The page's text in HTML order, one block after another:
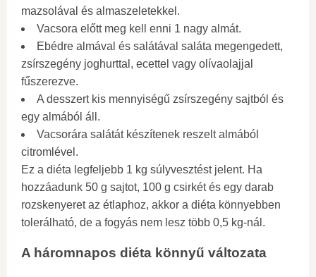
mazsolával és almaszeletekkel.
Vacsora előtt meg kell enni 1 nagy almát.
Ebédre almával és salátával saláta megengedett,
zsírszegény joghurttal, ecettel vagy olívaolajjal
fűszerezve.
A desszert kis mennyiségű zsírszegény sajtból és
egy almából áll.
Vacsorára salátát készítenek reszelt almából
citromlével.
Ez a diéta legfeljebb 1 kg súlyvesztést jelent. Ha
hozzáadunk 50 g sajtot, 100 g csirkét és egy darab
rozskenyeret az étlaphoz, akkor a diéta könnyebben
tolerálható, de a fogyás nem lesz több 0,5 kg-nál.
A háromnapos diéta könnyű változata